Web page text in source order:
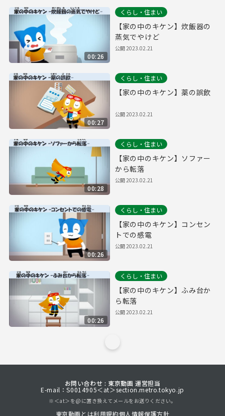
00:26
くらし・住まい
【家の中のキケン】炊飯器の
蒸気でやけど
公開2023.02.21
00:27
くらし・住まい
【家の中のキケン】薬の誤飲
公開2023.02.21
00:28
くらし・住まい
【家の中のキケン】ソファー
から転落
公開2023.02.21
00:26
くらし・住まい
【家の中のキケン】コンセン
トでの感電
公開2023.02.21
00:26
くらし・住まい
【家の中のキケン】ふみ台か
ら転落
公開2023.02.21
お問い合わせ : 東京動画 運営担当
E-mail：S0014905＜at＞section.metro.tokyo.jp
※＜at＞を@に置き換えてメールをお送りください。
東京動画とは利用規約個人情報保護方針